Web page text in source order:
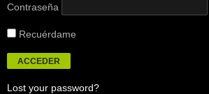
Contraseña
Recuérdame
Lost your password?